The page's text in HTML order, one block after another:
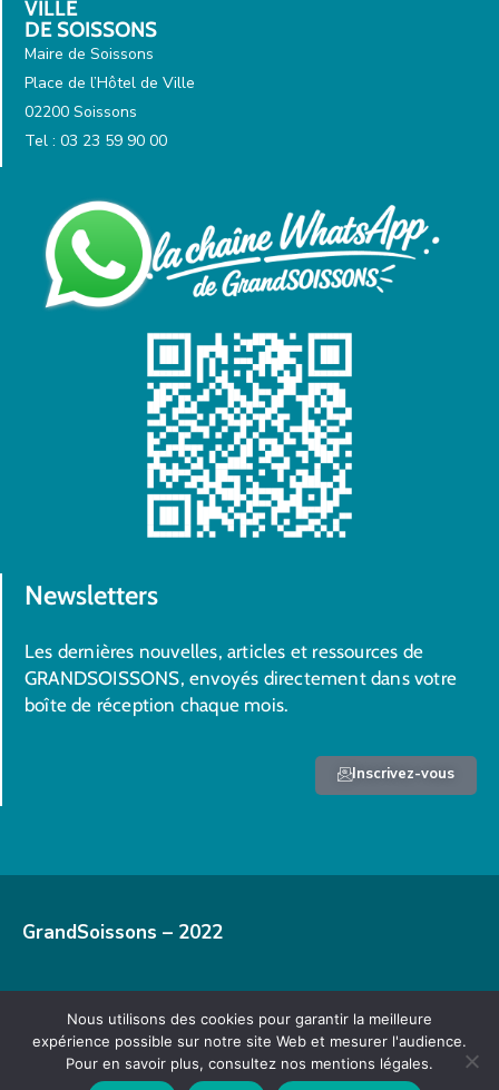
VILLE
DE SOISSONS
Maire de Soissons
Place de l’Hôtel de Ville
02200 Soissons
Tel : 03 23 59 90 00
Newsletters
Les dernières nouvelles, articles et ressources de
GRANDSOISSONS, envoyés directement dans votre
boîte de réception chaque mois.
Inscrivez-vous
GrandSoissons – 2022
Mentions légales
Nous utilisons des cookies pour garantir la meilleure
expérience possible sur notre site Web et mesurer l'audience.
Pour en savoir plus, consultez nos mentions légales.